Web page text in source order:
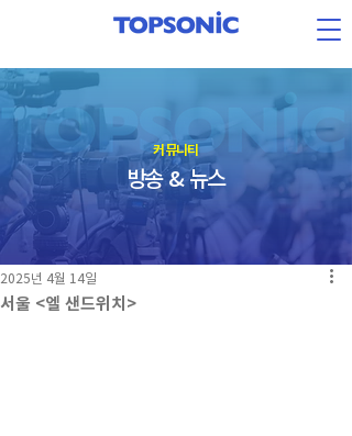
​커뮤니티
방송 & 뉴스
서울 <엘 샌드위치>
2025년 4월 14일